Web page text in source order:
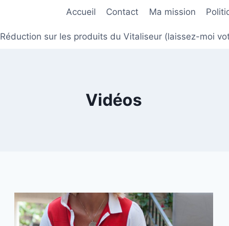
Accueil Contact Ma mission
Réduction sur les produits du Vitaliseur (laissez-moi
Vidéos